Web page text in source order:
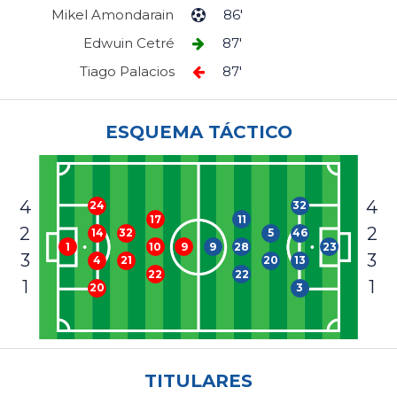
Mikel Amondarain
86'
Edwuin Cetré
87'
Tiago Palacios
87'
TITULARES
ESQUEMA TÁCTICO
4
2
3
1
1
20
4
14
24
21
32
22
10
17
9
4
2
3
1
23
32
46
13
3
5
20
11
28
22
9